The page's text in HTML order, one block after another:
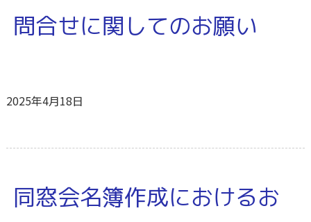
問合せに関してのお願い
2025年4月18日
同窓会名簿作成におけるお